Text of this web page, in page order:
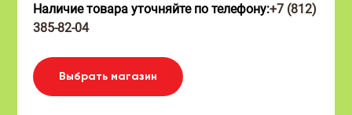
Наличие товара уточняйте по телефону:+7 (812)
385-82-04
Выбрать магазин